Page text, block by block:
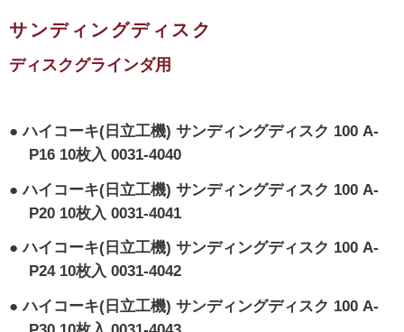
サンディングディスク
ディスクグラインダ用
ハイコーキ(日立工機) サンディングディスク 100 A-
P16 10枚入 0031-4040
ハイコーキ(日立工機) サンディングディスク 100 A-
P20 10枚入 0031-4041
ハイコーキ(日立工機) サンディングディスク 100 A-
P24 10枚入 0031-4042
ハイコーキ(日立工機) サンディングディスク 100 A-